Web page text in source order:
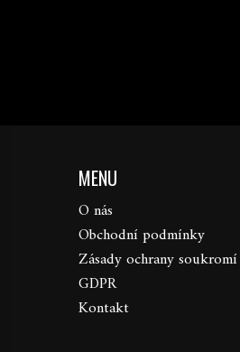
MENU
O nás
Obchodní podmínky
Zásady ochrany soukromí
GDPR
Kontakt